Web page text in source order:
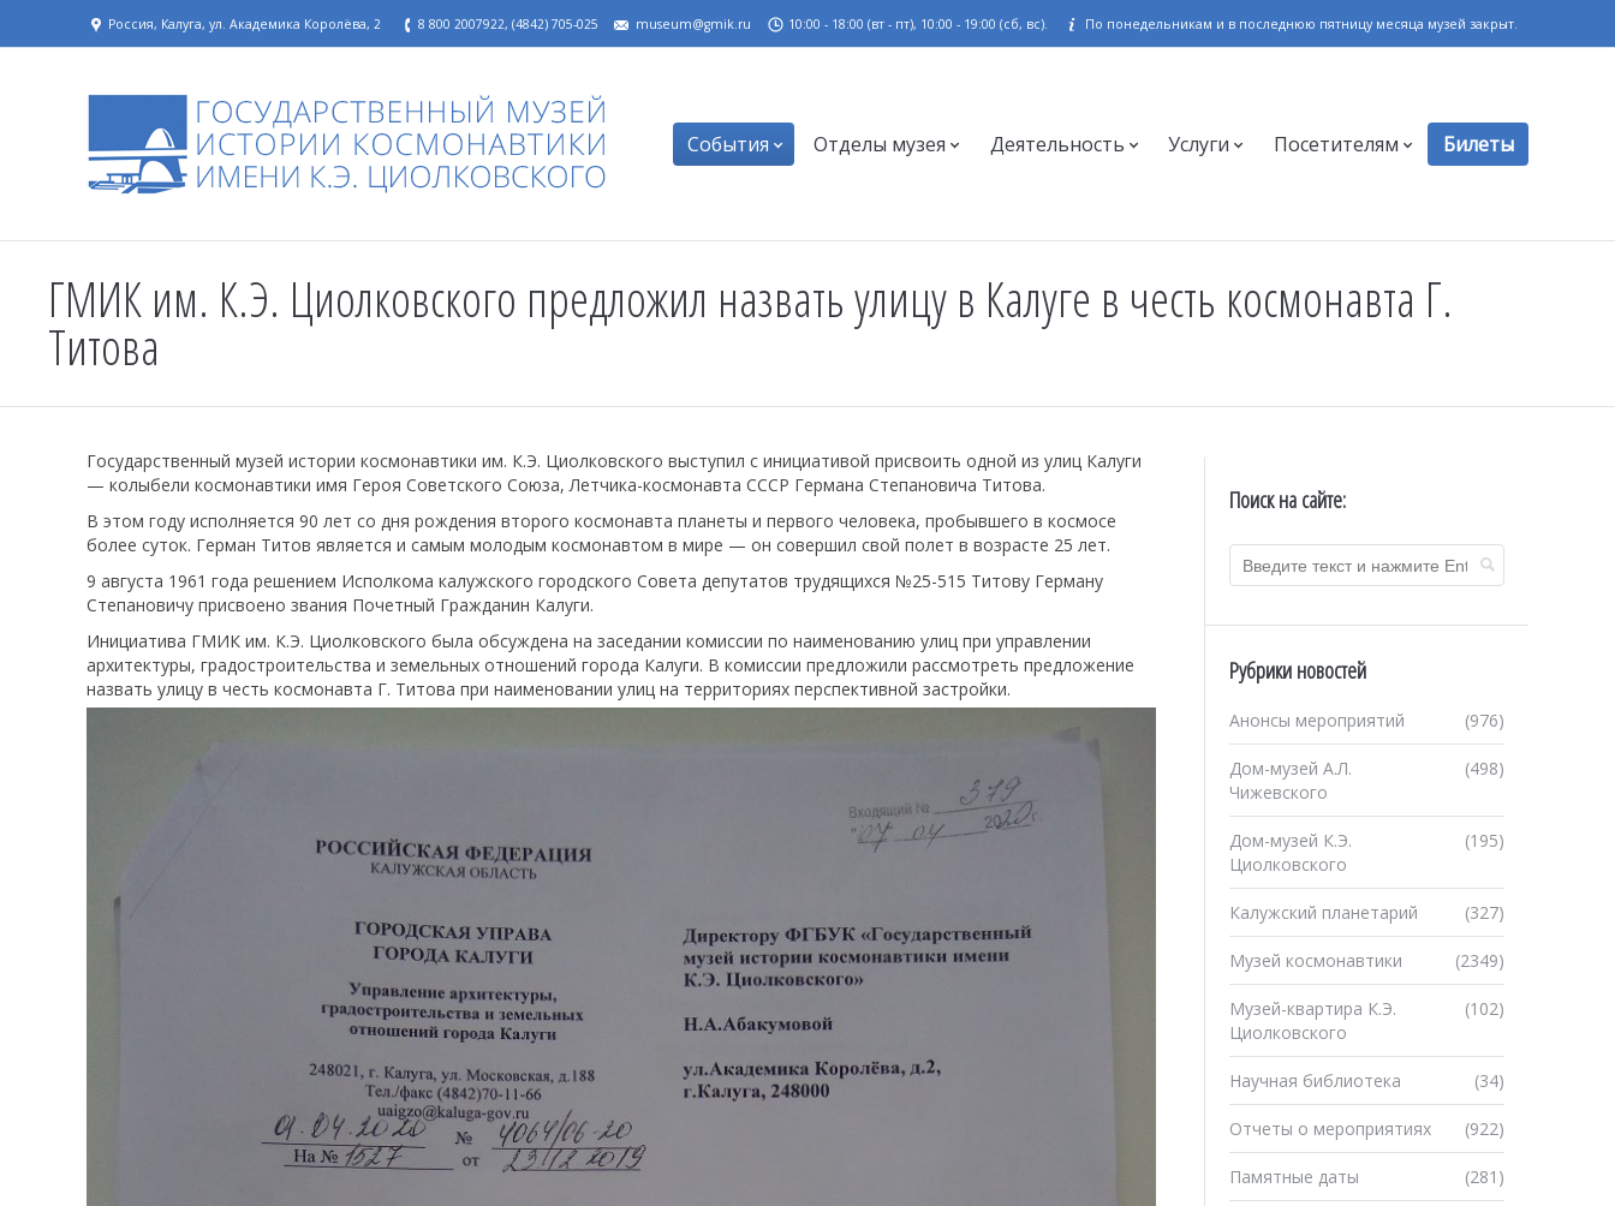
Россия, Калуга, ул. Академика Королёва, 2 8 800 2007922, (4842) 705-025 museum@gmik.ru 10:00 - 18:00 (вт - пт), 10:00 - 19:00 (сб, вс). По понедельникам и в последнюю пятницу месяца музей закрыт.
События Отделы музея Деятельность Услуги Посетителям Билеты
ГМИК им. К.Э. Циолковского предложил назвать улицу в Калуге в честь космонавта Г.
Титова
Государственный музей истории космонавтики им. К.Э. Циолковского выступил с инициативой присвоить одной из улиц Калуги
— колыбели космонавтики имя Героя Советского Союза, Летчика-космонавта СССР Германа Степановича Титова.
В этом году исполняется 90 лет со дня рождения второго космонавта планеты и первого человека, пробывшего в космосе
более суток. Герман Титов является и самым молодым космонавтом в мире — он совершил свой полет в возрасте 25 лет.
9 августа 1961 года решением Исполкома калужского городского Совета депутатов трудящихся №25-515 Титову Герману
Степановичу присвоено звания Почетный Гражданин Калуги.
Инициатива ГМИК им. К.Э. Циолковского была обсуждена на заседании комиссии по наименованию улиц при управлении
архитектуры, градостроительства и земельных отношений города Калуги. В комиссии предложили рассмотреть предложение
назвать улицу в честь космонавта Г. Титова при наименовании улиц на территориях перспективной застройки.
Поиск на сайте:
Рубрики новостей
(976)
Анонсы мероприятий
(498)
Дом-музей А.Л.
Чижевского
(195)
Дом-музей К.Э.
Циолковского
(327)
Калужский планетарий
(2349)
Музей космонавтики
(102)
Музей-квартира К.Э.
Циолковского
(34)
Научная библиотека
(922)
Отчеты о мероприятиях
(281)
Памятные даты